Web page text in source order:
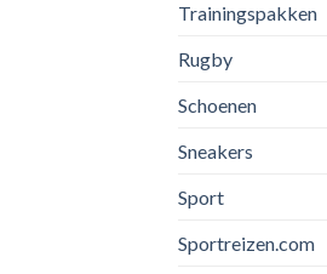
Trainingspakken
Rugby
Schoenen
Sneakers
Sport
Sportreizen.com